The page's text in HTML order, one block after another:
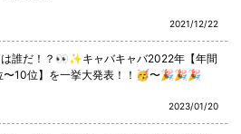
2021/12/22
は誰だ！？👀✨キャバキャバ2022年【年間
〜10位】を一挙大発表！！🥳〜🎉🎉🎉
2023/01/20